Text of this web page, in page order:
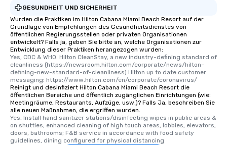
GESUNDHEIT UND SICHERHEIT
Wurden die Praktiken im Hilton Cabana Miami Beach Resort auf der
Grundlage von Empfehlungen des Gesundheitsdienstes von
öffentlichen Regierungsstellen oder privaten Organisationen
entwickelt? Falls ja, geben Sie bitte an, welche Organisationen zur
Entwicklung dieser Praktiken herangezogen wurden:
Yes, CDC & WHO. Hilton CleanStay, a new industry-defining standard of
cleanliness (https://newsroom.hilton.com/corporate/news/hilton-
defining-new-standard-of-cleanliness) Hilton up to date customer
messaging: https://www.hilton.com/en/corporate/coronavirus/
Reinigt und desinfiziert Hilton Cabana Miami Beach Resort die
öffentlichen Bereiche und öffentlich zugänglichen Einrichtungen (wie:
Meetingräume, Restaurants, Aufzüge, usw.)? Falls Ja, beschreiben Sie
alle neuen Maßnahmen, die ergriffen wurden.
Yes, Install hand sanitizer stations/disinfecting wipes in public areas &
on shuttles; enhanced cleaning of high touch areas, lobbies, elevators,
doors, bathrooms; F&B service in accordance with food safety
guidelines, dining configured for physical distancing